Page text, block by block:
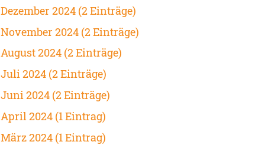
Dezember 2024 (2 Einträge)
November 2024 (2 Einträge)
August 2024 (2 Einträge)
Juli 2024 (2 Einträge)
Juni 2024 (2 Einträge)
April 2024 (1 Eintrag)
März 2024 (1 Eintrag)